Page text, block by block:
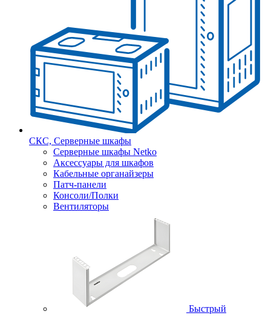
СКС, Серверные шкафы
Серверные шкафы Netko
Аксессуары для шкафов
Кабельные органайзеры
Патч-панели
Консоли/Полки
Вентиляторы
Быстрый